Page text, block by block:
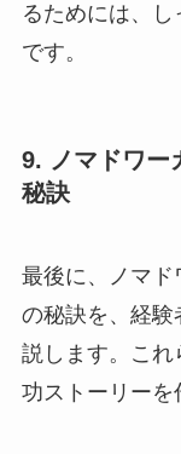
るためには、
です。
9. ノマドワー
秘訣
最後に、ノマド
の秘訣を、経
説します。こ
功ストーリーを